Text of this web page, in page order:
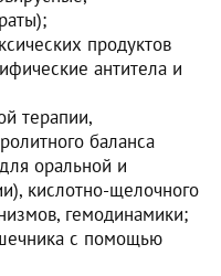
продуктов
антитела и
терапии,
баланса
оральной и
кислотно-щелочного
гемодинамики;
с помощью